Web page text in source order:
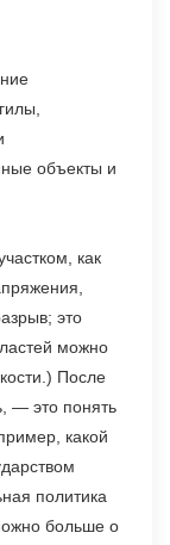
объекты и
как
это
можно
После
— это понять
какой
политика
больше о